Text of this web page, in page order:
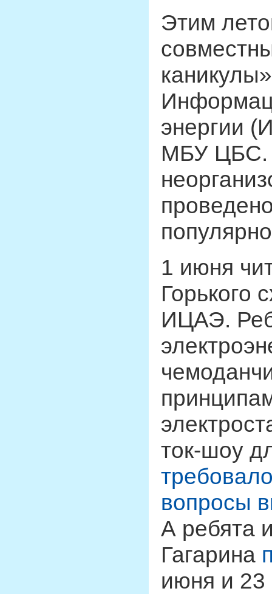
Этим
энергии
МБУ ЦБС.
1 июня
Горького
ИЦАЭ.
ток-шоу
вопросы
А ребята
Гагарина
июня и